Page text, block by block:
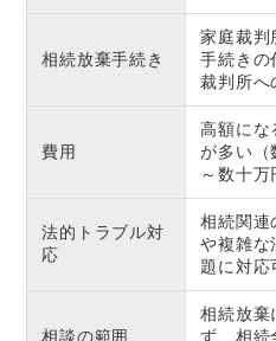
相続放棄手続き
家庭裁判
手続きの
裁判所へ
費用
高額にな
が多い（
～数十万
法的トラブル対
応
相続関連
や複雑な
題に対応
相談の範囲
相続放棄
ず、相続